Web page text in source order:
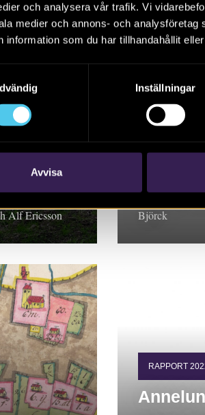
och analysera vår trafik. Vi
medier och annons- och
information som du har tillhandahållit
Inställningar
Avvisa
2,
Alf Ericsson
Gärdet
Björck
RAPPORT